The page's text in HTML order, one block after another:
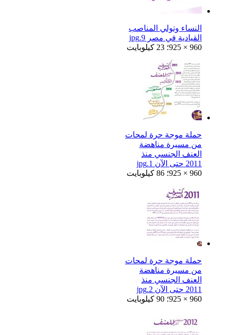
النساء وتولي المناصب
القيادية في مصر 9.jpg
925 × 960؛ 23 كيلوبايت
حملة موجة حرة لمحات
من مسيرة مناهضة
العنف الجنسي منذ
2011 حتى الآن 1.jpg
925 × 960؛ 86 كيلوبايت
حملة موجة حرة لمحات
من مسيرة مناهضة
العنف الجنسي منذ
2011 حتى الآن 2.jpg
925 × 960؛ 90 كيلوبايت